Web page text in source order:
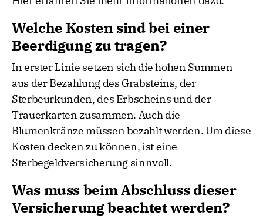
Welche Kosten sind bei einer
Beerdigung zu tragen?
In erster Linie setzen sich die hohen Summen
aus der Bezahlung des Grabsteins, der
Sterbeurkunden, des Erbscheins und der
Trauerkarten zusammen. Auch die
Blumenkränze müssen bezahlt werden. Um diese
Kosten decken zu können, ist eine
Sterbegeldversicherung sinnvoll.
Was muss beim Abschluss dieser
Versicherung beachtet werden?